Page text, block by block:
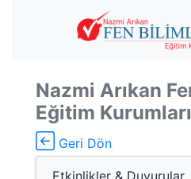
Nazmi Arıkan
Eğitim Kurumları
Geri Dön
Etkinlikler & Duyurular